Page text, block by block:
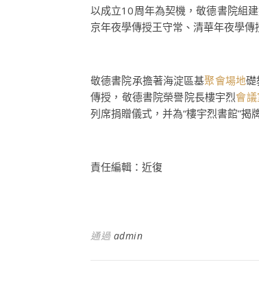
以成立10周年為契機，敬德書院組
京年夜學傳授王守常、清華年夜學
敬德書院承擔著海淀區基聚會場地礎
傳授，敬德書院榮譽院長樓宇烈會議
列席捐贈儀式，并為“樓宇烈書館”揭
責任編輯：近復
通過 admin